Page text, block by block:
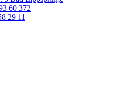
60 372
29 11